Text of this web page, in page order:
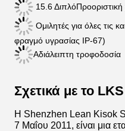
15.6 Διπλό
Ομιλητές για όλες τις
φραγμό υγρασίας IP-67)
Αδιάλειπτη τροφοδοσία
Σχετικά με το LKS
Η Shenzhen Lean Kisok
7 Μαΐου 2011, είναι μια